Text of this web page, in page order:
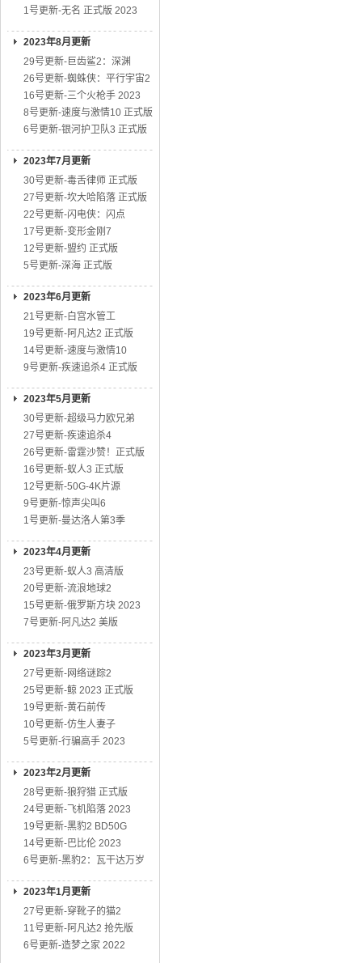
1号更新-无名 正式版 2023
2023年8月更新
29号更新-巨齿鲨2：深渊
26号更新-蜘蛛侠：平行宇宙2
16号更新-三个火枪手 2023
8号更新-速度与激情10 正式版
6号更新-银河护卫队3 正式版
2023年7月更新
30号更新-毒舌律师 正式版
27号更新-坎大哈陷落 正式版
22号更新-闪电侠：闪点
17号更新-变形金刚7
12号更新-盟约 正式版
5号更新-深海 正式版
2023年6月更新
21号更新-白宫水管工
19号更新-阿凡达2 正式版
14号更新-速度与激情10
9号更新-疾速追杀4 正式版
2023年5月更新
30号更新-超级马力欧兄弟
27号更新-疾速追杀4
26号更新-雷霆沙赞！正式版
16号更新-蚁人3 正式版
12号更新-50G-4K片源
9号更新-惊声尖叫6
1号更新-曼达洛人第3季
2023年4月更新
23号更新-蚁人3 高清版
20号更新-流浪地球2
15号更新-俄罗斯方块 2023
7号更新-阿凡达2 美版
2023年3月更新
27号更新-网络谜踪2
25号更新-鲸 2023 正式版
19号更新-黄石前传
10号更新-仿生人妻子
5号更新-行骗高手 2023
2023年2月更新
28号更新-狼狩猎 正式版
24号更新-飞机陷落 2023
19号更新-黑豹2 BD50G
14号更新-巴比伦 2023
6号更新-黑豹2：瓦干达万岁
2023年1月更新
27号更新-穿靴子的猫2
11号更新-阿凡达2 抢先版
6号更新-造梦之家 2022